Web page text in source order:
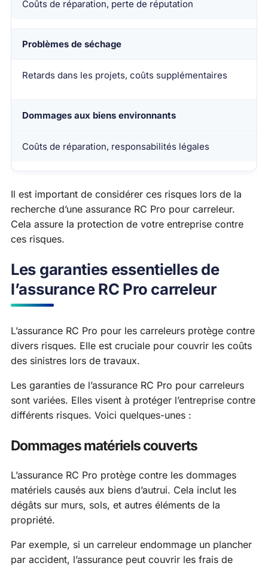
Coûts de réparation, perte de réputation
Problèmes de séchage
Retards dans les projets, coûts supplémentaires
Dommages aux biens environnants
Coûts de réparation, responsabilités légales
Il est important de considérer ces risques lors de la
recherche d’une assurance RC Pro pour carreleur.
Cela assure la protection de votre entreprise contre
ces risques.
Les garanties essentielles de
l’assurance RC Pro carreleur
L’assurance RC Pro pour les carreleurs protège contre
divers risques. Elle est cruciale pour couvrir les coûts
des sinistres lors de travaux.
Les garanties de l’assurance RC Pro pour carreleurs
sont variées. Elles visent à protéger l’entreprise contre
différents risques. Voici quelques-unes :
Dommages matériels couverts
L’assurance RC Pro protège contre les dommages
matériels causés aux biens d’autrui. Cela inclut les
dégâts sur murs, sols, et autres éléments de la
propriété.
Par exemple, si un carreleur endommage un plancher
par accident, l’assurance peut couvrir les frais de